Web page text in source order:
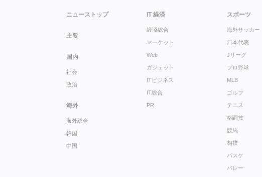
ニューストップ
主要
国内
社会
政治
海外
海外総合
韓国
中国
IT 経済
経済総合
マーケット
Web
ガジェット
ITビジネス
IT総合
PR
スポーツ
海外サッカー
日本代表
Jリーグ
プロ野球
MLB
ゴルフ
テニス
格闘技
競馬
相撲
バスケ
バレー